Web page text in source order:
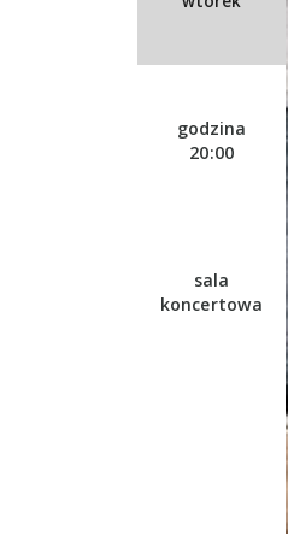
godzina
20:00
sala
koncertowa